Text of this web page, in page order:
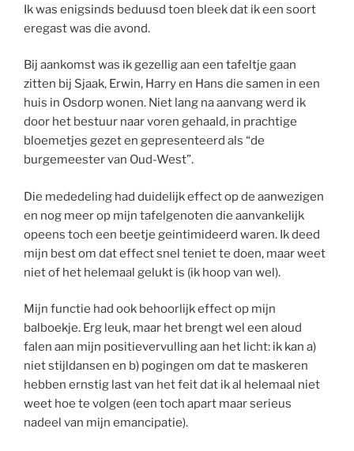
Ik was enigsinds beduusd toen bleek dat ik een soort
eregast was die avond.
Bij aankomst was ik gezellig aan een tafeltje gaan
zitten bij Sjaak, Erwin, Harry en Hans die samen in een
huis in Osdorp wonen. Niet lang na aanvang werd ik
door het bestuur naar voren gehaald, in prachtige
bloemetjes gezet en gepresenteerd als “de
burgemeester van Oud-West”.
Die mededeling had duidelijk effect op de aanwezigen
en nog meer op mijn tafelgenoten die aanvankelijk
opeens toch een beetje geintimideerd waren. Ik deed
mijn best om dat effect snel teniet te doen, maar weet
niet of het helemaal gelukt is (ik hoop van wel).
Mijn functie had ook behoorlijk effect op mijn
balboekje. Erg leuk, maar het brengt wel een aloud
falen aan mijn positievervulling aan het licht: ik kan a)
niet stijldansen en b) pogingen om dat te maskeren
hebben ernstig last van het feit dat ik al helemaal niet
weet hoe te volgen (een toch apart maar serieus
nadeel van mijn emancipatie).